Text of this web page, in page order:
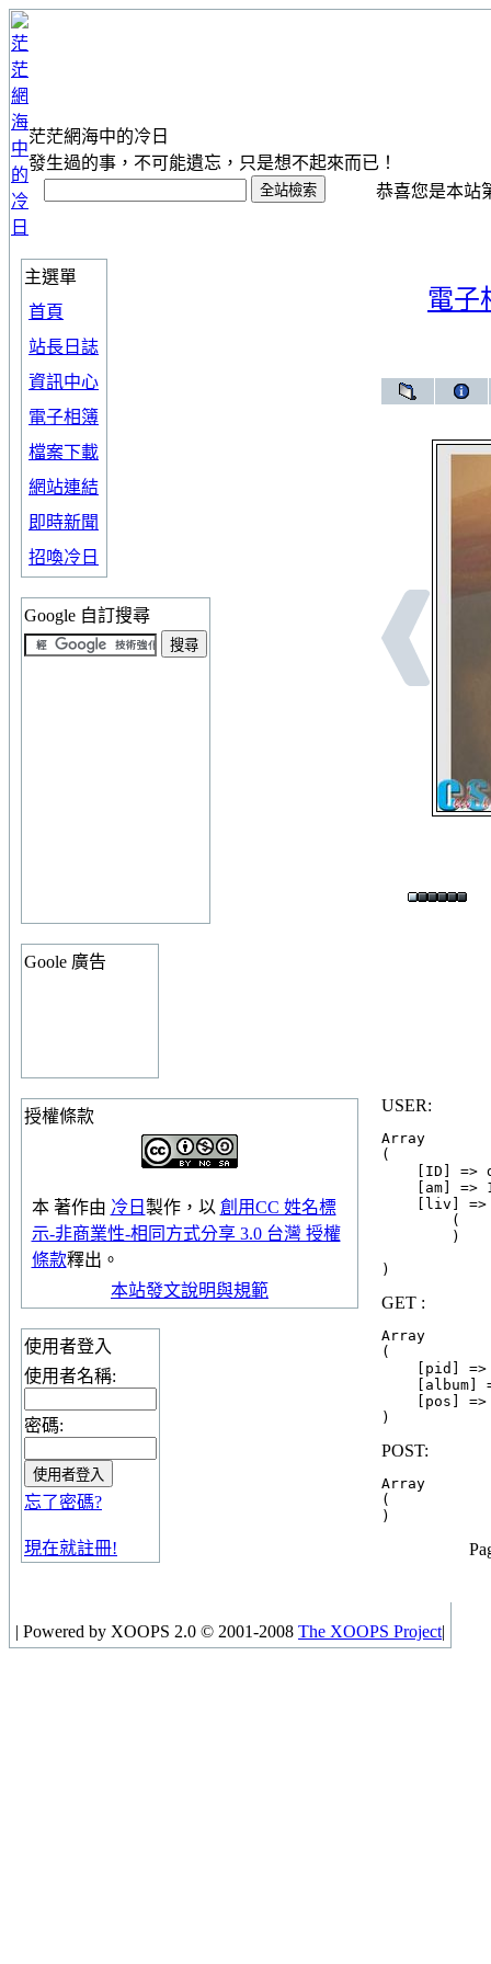
茫茫網海中的冷日
發生過的事，不可能遺忘，只是想不起來而已！
恭喜您是本站
主選單
首頁
站長日誌
資訊中心
電子相簿
檔案下載
網站連結
即時新聞
招喚冷日
Google 自訂搜尋
Goole 廣告
授權條款
本 著作由 冷日 製作，以 創用CC 姓名標
示-非商業性-相同方式分享 3.0 台灣 授權
條款釋出。
本站發文說明與規範
使用者登入
使用者名稱:
密碼:
忘了密碼?
現在就註冊!
電子
USER:
Array
(
[ID] =>
[am] =>
[liv] =>
        (
        )
GET :
Array
(
[pid] =>
[album]
[pos] =>
POST:
Array
(
| Powered by XOOPS 2.0 © 2001-2008 The XOOPS Project|